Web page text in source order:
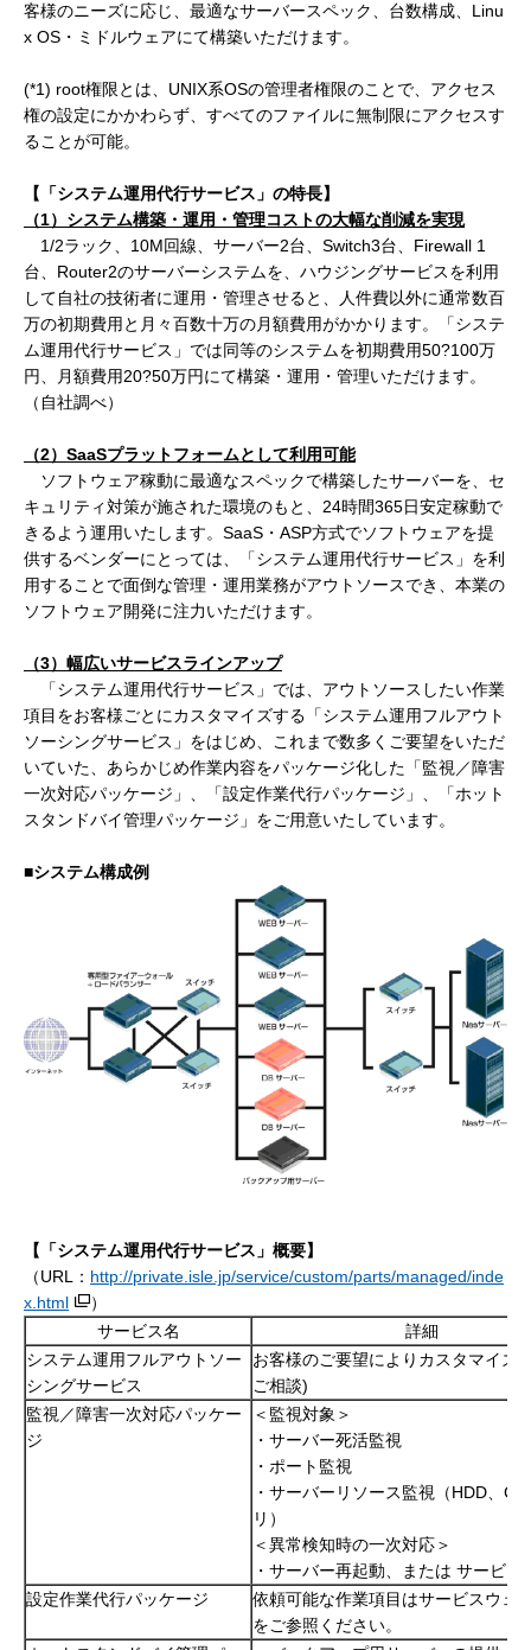
客様のニーズに応じ、最適なサーバースペック、台数構成、Linu
x OS・ミドルウェアにて構築いただけます。
(*1) root権限とは、UNIX系OSの管理者権限のことで、 アクセス
権の設定にかかわらず、すべてのファイルに無制限にアクセスす
ることが可能。
【 「システム運用代行サービス」 の特長】
（1）システム構築・運用・管理コストの大幅な削減を実現
1/2ラック、10M回線、サーバー2台、Switch3台、Firewall 1
台、Router2のサーバーシステムを、ハウジングサービスを利用
して自社の技術者に運用・管理させると、人件費以外に通常数百
万の初期費用と月々百数十万の月額費用がかかります。「システ
ム運用代行サービス」では同等のシステムを初期費用50?100万
円、月額費用20?50万円にて構築・運用・管理いただけます。
（自社調べ）
（2） SaaSプラットフォームとして利用可能
ソフトウェア稼動に最適なスペックで構築したサーバーを、セ
キュリティ対策が施された環境のもと、24時間365日安定稼動で
きるよう運用いたします。SaaS・ASP方式でソフトウェアを提
供するベンダーにとっては、「システム運用代行サービス」を利
用することで面倒な管理・運用業務がアウトソースでき、本業の
ソフトウェア開発に注力いただけます。
（3）幅広いサービスラインアップ
「システム運用代行サービス」では、アウトソースしたい作業
項目をお客様ごとにカスタマイズする「システム運用フルアウト
ソーシングサービス」をはじめ、これまで数多くご要望をいただ
いていた、あらかじめ作業内容をパッケージ化した「監視／障害
一次対応パッケージ」、「設定作業代行パッケージ」、「ホット
スタンドバイ管理パッケージ」をご用意いたしています。
■システム構成例
【 「システム運用代行サービス」 概要】
（URL： http://private.isle.jp/service/custom/parts/managed/inde
x.html
）
サービス名
詳細
システム運用フルアウトソー
シングサービス
お客様のご要望によりカスタマイズ
ご相談)
監視／障害一次対応パッケー
ジ
＜監視対象＞
・サーバー死活監視
・ポート監視
・サーバーリソース監視（HDD、
リ）
＜異常検知時の一次対応＞
・サーバー再起動、または サービス
設定作業代行パッケージ
依頼可能な作業項目はサービスウェ
をご参照ください。